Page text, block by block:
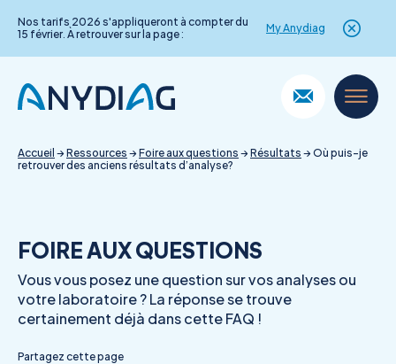
Nos tarifs 2026 s'appliqueront à compter du
15 février. À retrouver sur la page :
My Anydiag
content
Accueil →Ressources →Foire aux questions →Résultats →Où puis-je
retrouver des anciens résultats d’analyse?
FOIRE AUX QUESTIONS
Vous vous posez une question sur vos analyses ou
votre laboratoire ? La réponse se trouve
certainement déjà dans cette FAQ !
Partagez cette page